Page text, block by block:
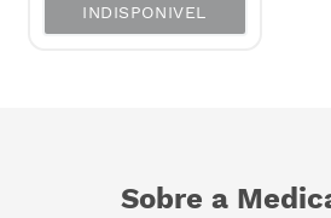
INDISPONIVEL
Sobre a